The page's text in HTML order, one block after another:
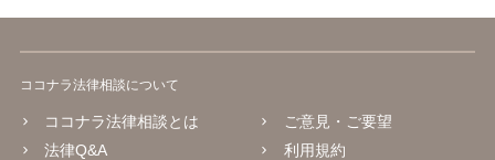
ココナラ法律相談について
ココナラ法律相談とは
法律Q&A
ご意見・ご要望
利用規約